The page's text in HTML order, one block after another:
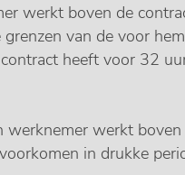
werkt boven de
van de voor
heeft voor 32
werknemer werkt
in drukke